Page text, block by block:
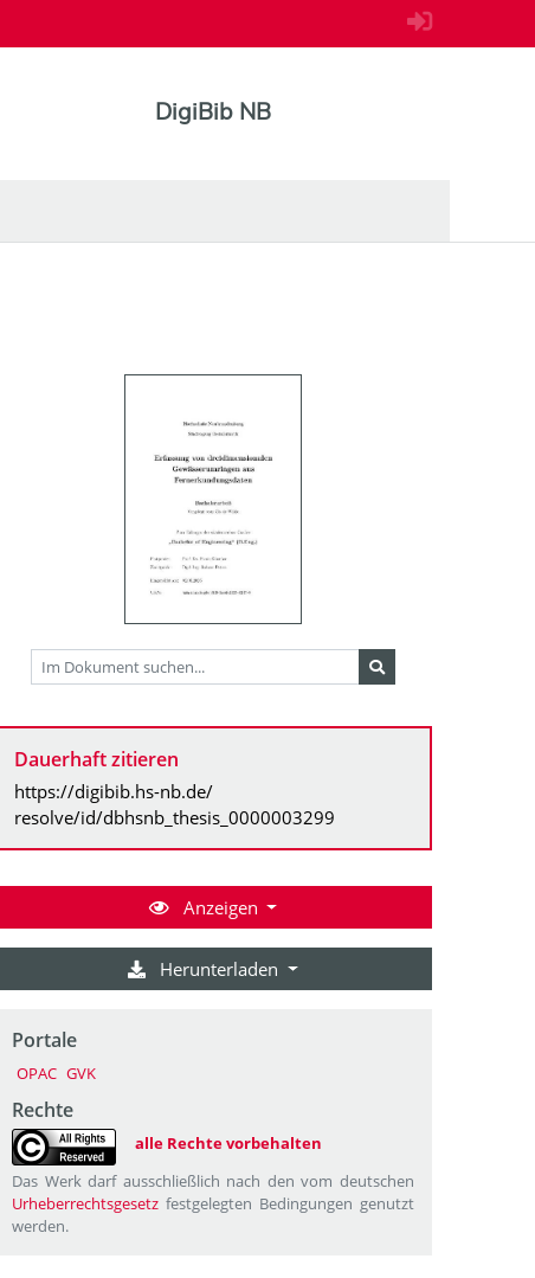
DigiBib NB
Dauerhaft zitieren
https://digibib.hs-nb.de/
resolve/id/dbhsnb_thesis_0000003299
Anzeigen
Herunterladen
Portale
OPAC GVK
Rechte
alle Rechte vorbehalten
Das Werk darf ausschließlich nach den vom deutschen
Urheberrechtsgesetz festgelegten Bedingungen genutzt
werden.